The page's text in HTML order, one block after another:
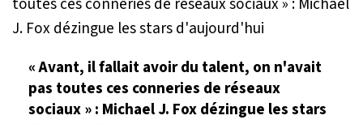
« Avant, il fallait avoir du talent, on n'avait
pas toutes ces conneries de réseaux
sociaux » : Michael J. Fox dézingue les stars